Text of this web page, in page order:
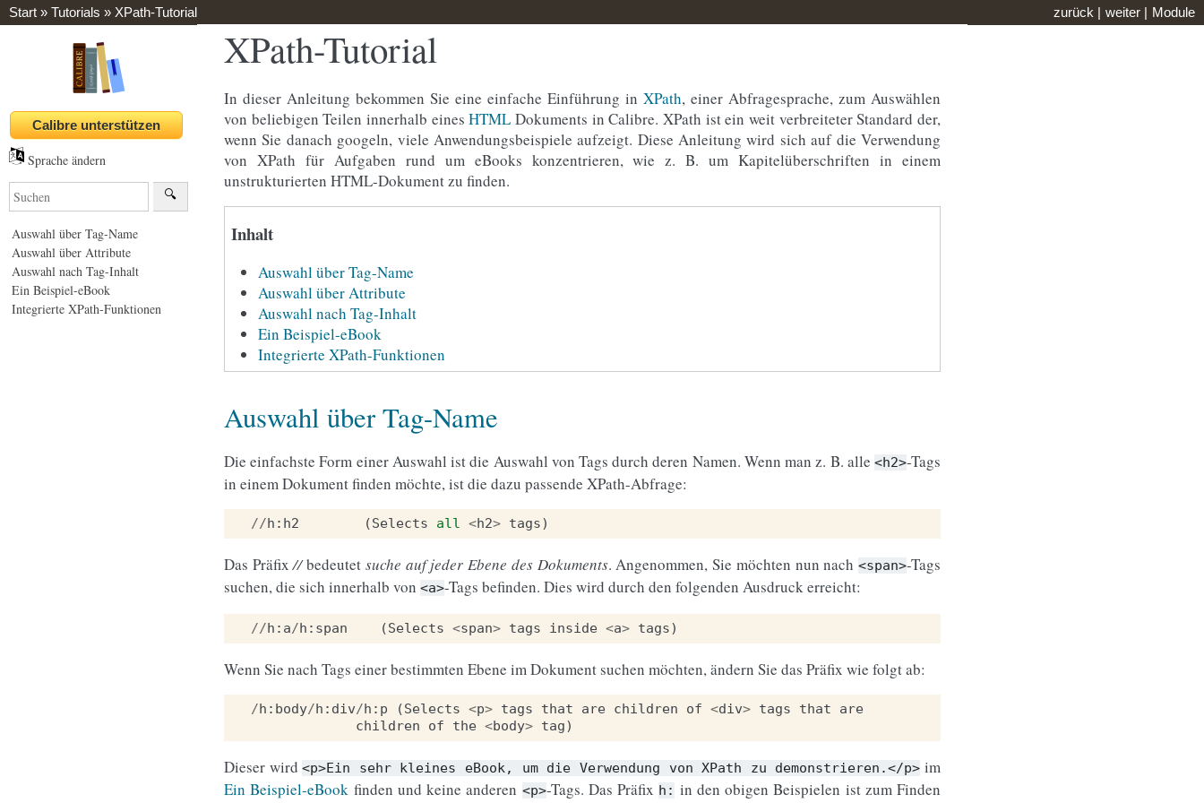
Module
weiter |
zurück |
Start » Tutorials » XPath-Tutorial
Sprache ändern
Auswahl über Tag-Name
Auswahl über Attribute
Auswahl nach Tag-Inhalt
Ein Beispiel-eBook
Integrierte XPath-Funktionen
XPath-Tutorial
In dieser Anleitung bekommen Sie eine einfache Einführung in XPath, einer Abfragesprache, zum Auswählen
von beliebigen Teilen innerhalb einesHTML Dokuments in Calibre. XPath ist ein weit verbreiteter Standard der,
wenn Sie danach googeln, viele Anwendungsbeispiele aufzeigt. Diese Anleitung wird sich auf die Verwendung
von XPath für Aufgaben rund um eBooks konzentrieren, wie z. B. um Kapitelüberschriften in einem
unstrukturierten HTML-Dokument zu finden.
Inhalt
Auswahl über Tag-Name
Auswahl über Attribute
Auswahl nach Tag-Inhalt
Ein Beispiel-eBook
Integrierte XPath-Funktionen
Auswahl über Tag-Name
Die einfachste Form einer Auswahl ist die Auswahl von Tags durch deren Namen. Wenn man z. B. alle <h2>-Tags
in einem Dokument finden möchte, ist die dazu passende XPath-Abfrage:
//h : h2 (Selects all <h2> tags)
Das Präfix//bedeutet suche auf jeder Ebene des Dokuments. Angenommen, Sie möchten nun nach<span>-Tags
suchen, die sich innerhalb von <a>-Tags befinden. Dies wird durch den folgenden Ausdruck erreicht:
//h : a/h : span (Selects <span> tags inside <a> tags)
Wenn Sie nach Tags einer bestimmten Ebene im Dokument suchen möchten, ändern Sie das Präfix wie folgt ab:
/h : body/h : div/h : p (Selects <p> tags that are children of <div> tags that
are
children
of the <body> tag)
Dieser wird<p>Ein sehr kleines eBook, um die Verwendung von XPath zu demonstrieren.</p> im
Ein Beispiel-eBook finden und keine anderen <p>-Tags. Das Präfix h: in den obigen Beispielen ist zum Finden